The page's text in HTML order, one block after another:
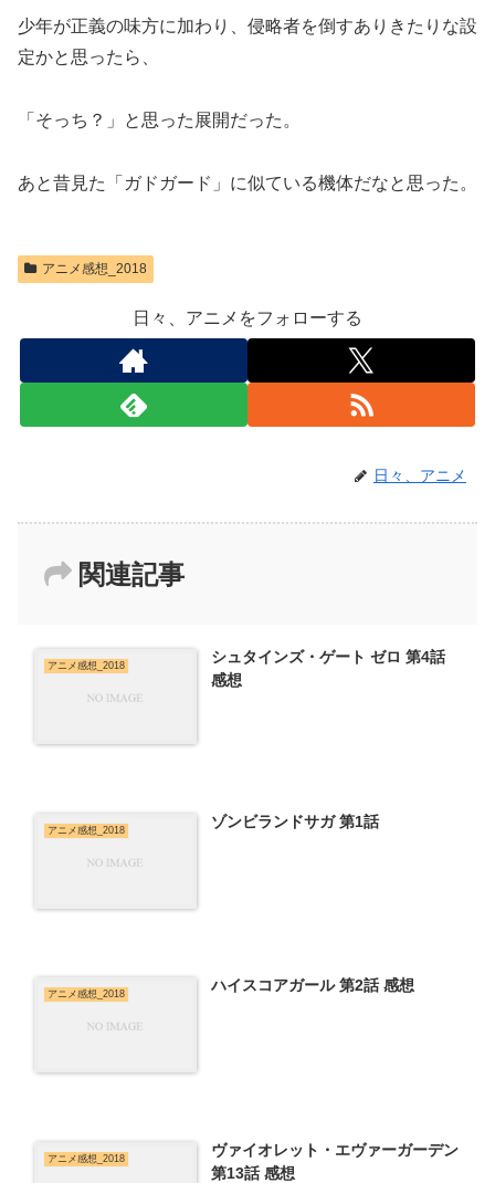
少年が正義の味方に加わり、侵略者を倒すありきたりな設
定かと思ったら、
「そっち？」と思った展開だった。
あと昔見た「ガドガード」に似ている機体だなと思った。
アニメ感想_2018
日々、アニメをフォローする
日々、アニメ
関連記事
アニメ感想_2018
シュタインズ・ゲート ゼロ 第4話
感想
アニメ感想_2018 ゾンビランドサガ 第1話
アニメ感想_2018 ハイスコアガール 第2話 感想
アニメ感想_2018
ヴァイオレット・エヴァーガーデン
第13話 感想